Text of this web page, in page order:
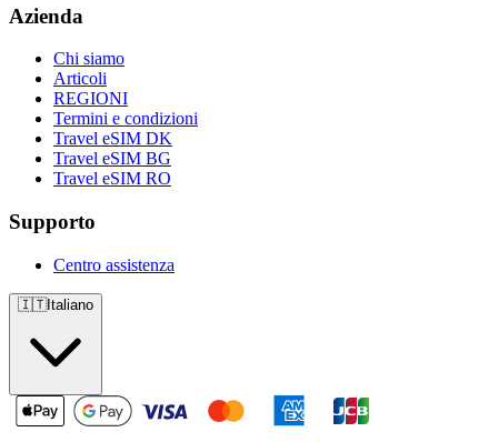
Azienda
Chi siamo
Articoli
REGIONI
Termini e condizioni
Travel eSIM DK
Travel eSIM BG
Travel eSIM RO
Supporto
Centro assistenza
🇮🇹Italiano